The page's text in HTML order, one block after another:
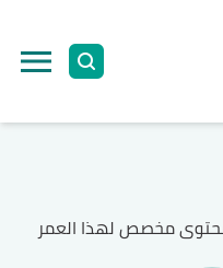
مخصص لهذا العمر